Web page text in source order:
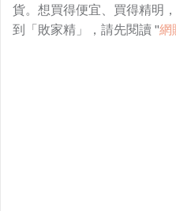
貨。想買得便宜、買得精明
到「敗家精」，請先閱讀 "網